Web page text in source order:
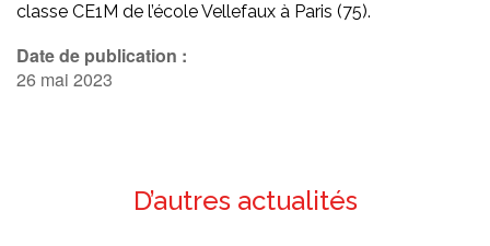
classe CE1M de l’école Vellefaux à Paris (75).
Date de publication :
26 mai 2023
D’autres actualités